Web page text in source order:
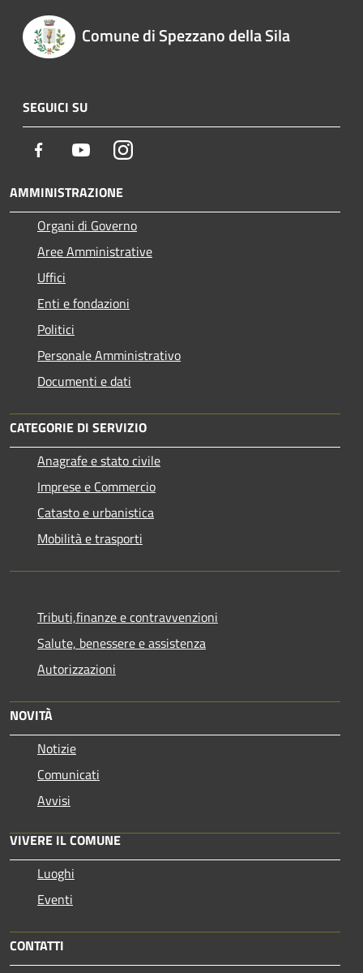
Comune di Spezzano della Sila
SEGUICI SU
Facebook YoutubeInstagram
AMMINISTRAZIONE
Organi di Governo
Aree Amministrative
Uffici
Enti e fondazioni
Politici
Personale Amministrativo
Documenti e dati
CATEGORIE DI SERVIZIO
Anagrafe e stato civile
Imprese e Commercio
Catasto e urbanistica
Mobilità e trasporti
Tributi,finanze e contravvenzioni
Salute, benessere e assistenza
Autorizzazioni
NOVITÀ
Notizie
Comunicati
Avvisi
VIVERE IL COMUNE
Luoghi
Eventi
CONTATTI